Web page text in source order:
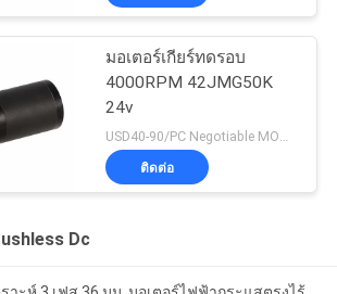
มอเตอร์เกียร์ทดรอบ
4000RPM 42JMG50K
24v
USD40-90/PC Negotiable MOQ:5pcs
ติดต่อ
Dc